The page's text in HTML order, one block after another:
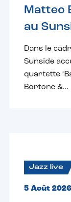
Matteo
au
Dans le
Sunside
quartette
Bortone &...
Jazz live
5 Août 2026